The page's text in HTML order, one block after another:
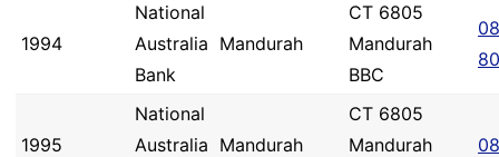
1994
National
Australia
Bank
Mandurah
CT 6805
Mandurah
BBC
1995
National
Australia Mandurah
CT 6805
Mandurah